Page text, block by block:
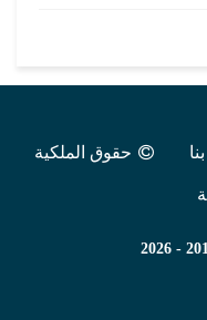
حقوق الملكية